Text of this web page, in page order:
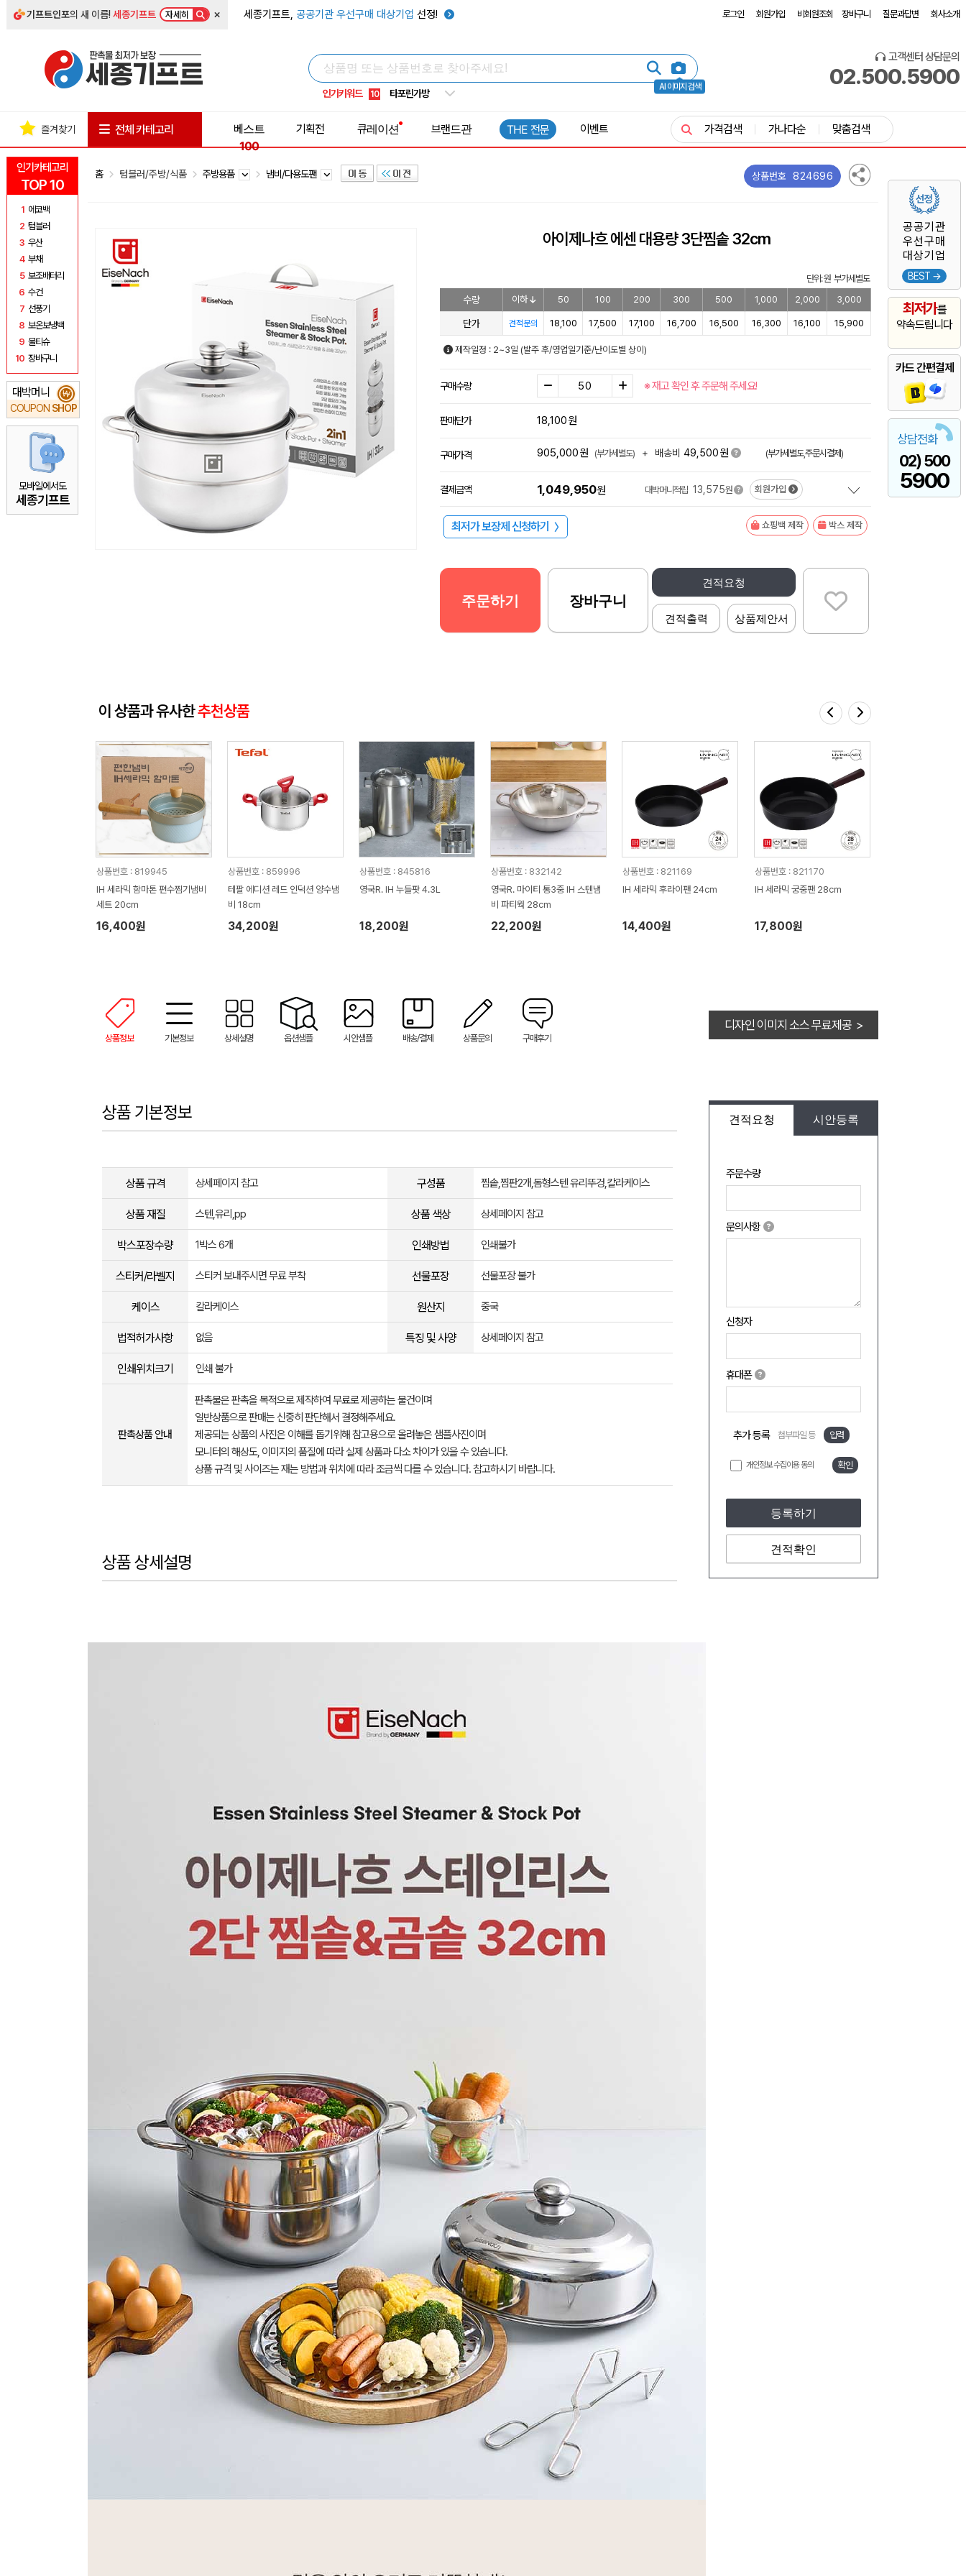
기프트인포의 새 이름!세종기프트 자세히 × 세종기프트, 공공기관 우선구매 대상기업 선정! 로그인 회원가입 비회원조회 장바구니 질문과답변 회사소개
AI 이미지 검색
인기키워드
7 텀블러
10 타포린가방
1 선풍기
고객센터 상담문의
02.500.5900
인기카테고리
TOP 10
1 에코백
2 텀블러
3 우산
4 부채
5 보조배터리
6 수건
7 선풍기
8 보온보냉백
9 물티슈
10 장바구니
대박머니
COUPON SHOP
₩
모바일에서도
세종기프트
공공기관
우선구매
대상기업
BEST →
최저가를
약속드립니다
카드 간편결제
상담전화
02) 500
5900
즐겨찾기 전체 카테고리
베스트
100
기획전 큐레이션 브랜드관 THE 전문 이벤트 가격검색 가나다순 맞춤검색
홈 텀블러/주방/식품 주방용품 냄비/다용도팬 상품번호 824696
아이제나흐 에센 대용량 3단찜솥 32cm
단위: 원 부가세별도
수량 이하 50 100 200 300 500 1,000 2,000 3,000
단가 견적문의 18,100 17,500 17,100 16,700 16,500 16,300 16,100 15,900
제작일정 : 2~3일 (발주 후/영업일기준/난이도별 상이)
구매수량 ※ 재고 확인 후 주문해 주세요!
판매단가 18,100원
구매가격 905,000원 (부가세별도) + 배송비 49,500원 (부가세별도,주문시결제)
결제금액 1,049,950원 대박머니적립 13,575원 회원가입
최저가 보장제 신청하기 〉 쇼핑백 제작 박스 제작
견적요청
견적출력 상품제안서
주문하기 장바구니
이 상품과 유사한추천상품
상품번호 : 819945
IH 세라믹 함마톤 편수찜기냄비
세트 20cm
16,400원
상품번호 : 859996
테팔 에디션 레드 인덕션 양수냄
비 18cm
34,200원
상품번호 : 845816
영국R. IH 누들팟 4.3L
18,200원
상품번호 : 832142
영국R. 마이티 통3중 IH 스텐냄
비 파티웍 28cm
22,200원
상품번호 : 821169
IH 세라믹 후라이팬 24cm
14,400원
상품번호 : 821170
IH 세라믹 궁중팬 28cm
17,800원
상품정보 기본정보 상세설명 옵션샘플 시안샘플 배송/결제 상품문의 구매후기
디자인 이미지 소스 무료제공 >
견적요청 시안등록
주문수량
문의사항
신청자
휴대폰
추가 등록 첨부파일 등 입력
개인정보 수집이용 동의 확인
등록하기
견적확인
상품 기본정보
상품 규격 상세페이지 참고 구성품 찜솥,찜판2개,돔형스텐 유리뚜겅,칼라케이스
상품 재질 스텐,유리,pp 상품 색상 상세페이지 참고
박스포장수량 1박스 6개 인쇄방법 인쇄불가
스티커/라벨지 스티커 보내주시면 무료 부착 선물포장 선물포장 불가
케이스 칼라케이스 원산지 중국
법적허가사항 없음 특징 및 사양 상세페이지 참고
인쇄위치크기 인쇄 불가
판촉상품 안내
판촉물은 판촉을 목적으로 제작하여 무료로 제공하는 물건이며
일반상품으로 판매는 신중히 판단해서 결정해주세요.
제공되는 상품의 사진은 이해를 돕기위해 참고용으로 올려놓은 샘플사진이며
모니터의 해상도, 이미지의 품질에 따라 실제 상품과 다소 차이가 있을 수 있습니다.
상품 규격 및 사이즈는 재는 방법과 위치에 따라 조금씩 다를 수 있습니다. 참고하시기 바랍니다.
상품 상세설명